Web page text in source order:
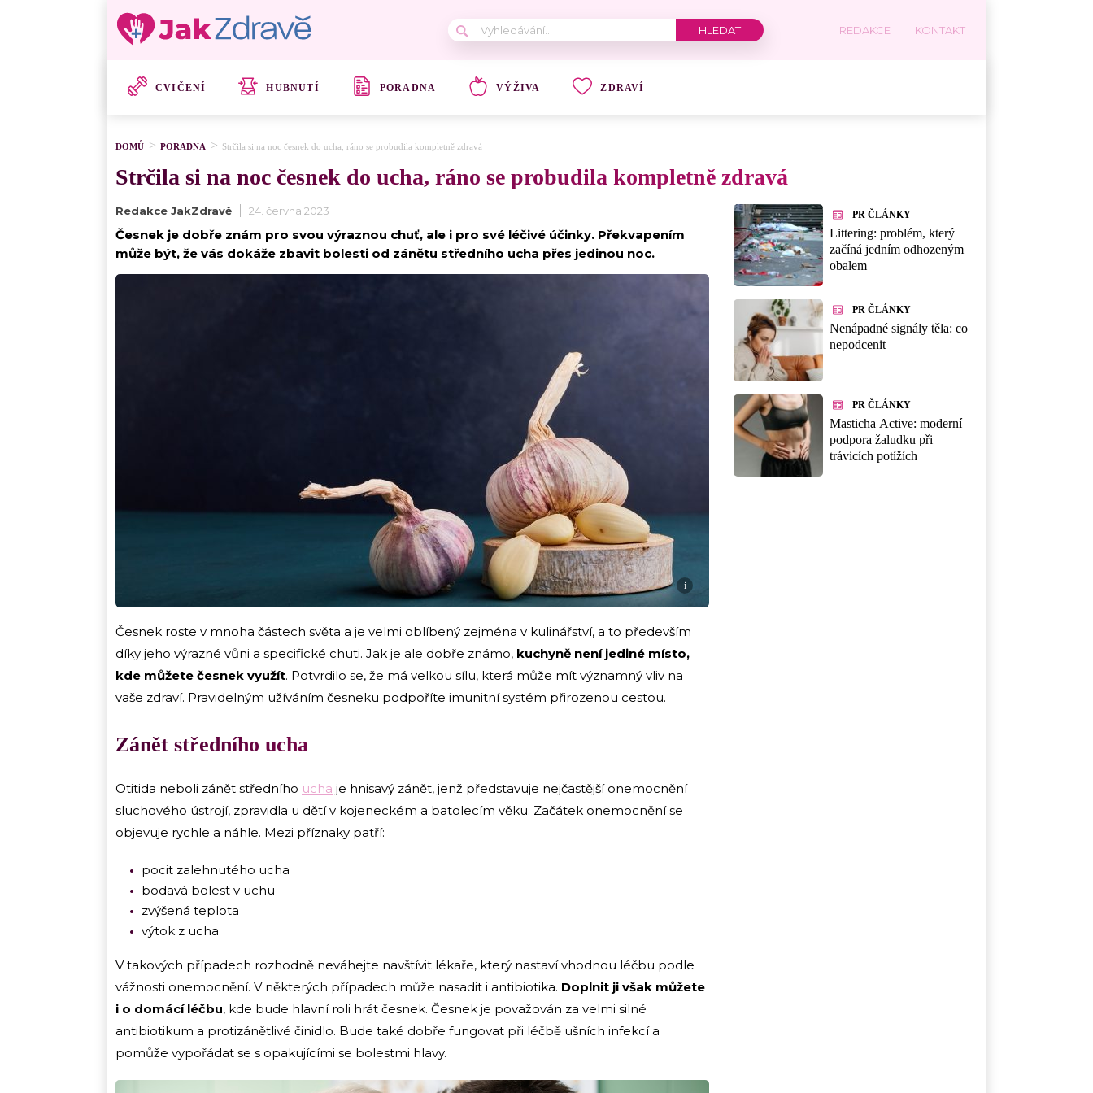
REDAKCE KONTAKT
CVIČENÍ HUBNUTÍ PORADNA VÝŽIVA ZDRAVÍ
DOMŮ PORADNA Strčila si na noc česnek do ucha, ráno se probudila kompletně zdravá
Strčila si na noc česnek do ucha, ráno se probudila kompletně zdravá
Redakce JakZdravě 24. června 2023
Česnek je dobře znám pro svou výraznou chuť, ale i pro své léčivé účinky. Překvapením
může být, že vás dokáže zbavit bolesti od zánětu středního ucha přes jedinou noc.
i
Česnek roste v mnoha částech světa a je velmi oblíbený zejména v kulinářství, a to především
díky jeho výrazné vůni a specifické chuti. Jak je ale dobře známo, kuchyně není jediné místo,
kde můžete česnek využít. Potvrdilo se, že má velkou sílu, která může mít významný vliv na
vaše zdraví. Pravidelným užíváním česneku podpoříte imunitní systém přirozenou cestou.
Zánět středního ucha
Otitida neboli zánět středního ucha je hnisavý zánět, jenž představuje nejčastější onemocnění
sluchového ústrojí, zpravidla u dětí v kojeneckém a batolecím věku. Začátek onemocnění se
objevuje rychle a náhle. Mezi příznaky patří:
pocit zalehnutého ucha
bodavá bolest v uchu
zvýšená teplota
výtok z ucha
V takových případech rozhodně neváhejte navštívit lékaře, který nastaví vhodnou léčbu podle
vážnosti onemocnění. V některých případech může nasadit i antibiotika. Doplnit ji však můžete
i o domácí léčbu, kde bude hlavní roli hrát česnek. Česnek je považován za velmi silné
antibiotikum a protizánětlivé činidlo. Bude také dobře fungovat při léčbě ušních infekcí a
pomůže vypořádat se s opakujícími se bolestmi hlavy.
PR ČLÁNKY
Littering: problém, který
začíná jedním odhozeným
obalem
PR ČLÁNKY
Nenápadné signály těla: co
nepodcenit
PR ČLÁNKY
Masticha Active: moderní
podpora žaludku při
trávicích potížích